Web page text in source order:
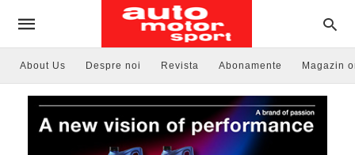
About Us Despre noi Revista Abonamente Magazin